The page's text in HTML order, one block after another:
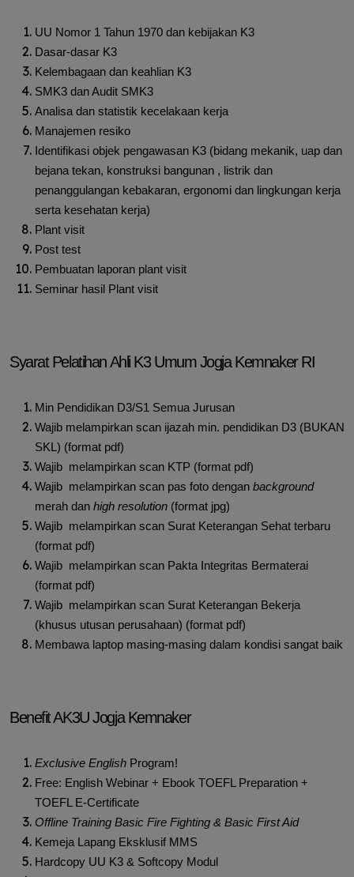
UU Nomor 1 Tahun 1970 dan kebijakan K3
Dasar-dasar K3
Kelembagaan dan keahlian K3
SMK3 dan Audit SMK3
Analisa dan statistik kecelakaan kerja
Manajemen resiko
Identifikasi objek pengawasan K3 (bidang mekanik, uap dan
bejana tekan, konstruksi bangunan , listrik dan
penanggulangan kebakaran, ergonomi dan lingkungan kerja
serta kesehatan kerja)
Plant visit
Post test
Pembuatan laporan plant visit
Seminar hasil Plant visit
Syarat Pelatihan Ahli K3 Umum Jogja Kemnaker RI
Min Pendidikan D3/S1 Semua Jurusan
Wajib melampirkan scan ijazah min. pendidikan D3 (BUKAN
SKL) (format pdf)
Wajib melampirkan scan KTP (format pdf)
Wajib melampirkan scan pas foto dengan background
merah dan high resolution (format jpg)
Wajib melampirkan scan Surat Keterangan Sehat terbaru
(format pdf)
Wajib melampirkan scan Pakta Integritas Bermaterai
(format pdf)
Wajib melampirkan scan Surat Keterangan Bekerja
(khusus utusan perusahaan) (format pdf)
Membawa laptop masing-masing dalam kondisi sangat baik
Benefit AK3U Jogja Kemnaker
Exclusive English Program!
Free: English Webinar + Ebook TOEFL Preparation +
TOEFL E-Certificate
Offline Training Basic Fire Fighting & Basic First Aid
Kemeja Lapang Eksklusif MMS
Hardcopy UU K3 & Softcopy Modul